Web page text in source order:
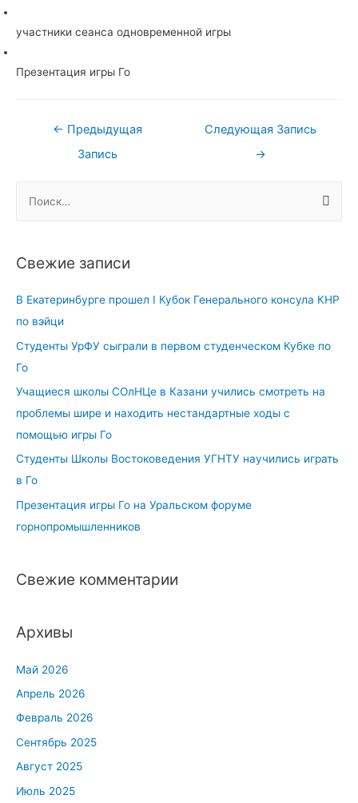
участники сеанса одновременной игры
Презентация игры Го
Навигация
← Предыдущая
Запись
Следующая Запись
→
т
:
Свежие записи
В Екатеринбурге прошел I Кубок Генерального консула КНР
по вэйци
Студенты УрФУ сыграли в первом студенческом Кубке по
Го
Учащиеся школы СОлНЦе в Казани учились смотреть на
проблемы шире и находить нестандартные ходы с
помощью игры Го
Студенты Школы Востоковедения УГНТУ научились играть
в Го
Презентация игры Го на Уральском форуме
горнопромышленников
Свежие комментарии
Архивы
Май 2026
Апрель 2026
Февраль 2026
Сентябрь 2025
Август 2025
Июль 2025